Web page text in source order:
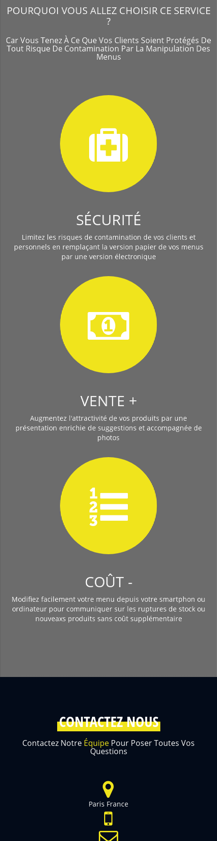
POURQUOI VOUS ALLEZ CHOISIR CE SERVICE
?
Car Vous Tenez À Ce Que Vos Clients Soient Protégés De
Tout Risque De Contamination Par La Manipulation Des
Menus
SÉCURITÉ
Limitez les risques de contamination de vos clients et
personnels en remplaçant la version papier de vos menus
par une version électronique
VENTE +
Augmentez l'attractivité de vos produits par une
présentation enrichie de suggestions et accompagnée de
photos
COÛT -
Modifiez facilement votre menu depuis votre smartphon ou
ordinateur pour communiquer sur les ruptures de stock ou
nouveaxs produits sans coût supplémentaire
CONTACTEZ NOUS
Contactez Notre Équipe Pour Poser Toutes Vos
Questions
Paris France